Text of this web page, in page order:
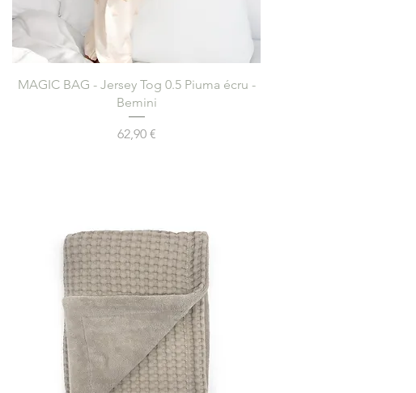
Aperçu rapide
MAGIC BAG - Jersey Tog 0.5 Piuma écru -
Bemini
Prix
62,90 €